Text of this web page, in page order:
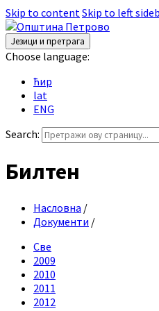
Skip to contentSkip to left
Језици и претрага
Choose language:
ћир
lat
ENG
Search:
Билтен
Насловна /
Документи /
Све
2009
2010
2011
2012